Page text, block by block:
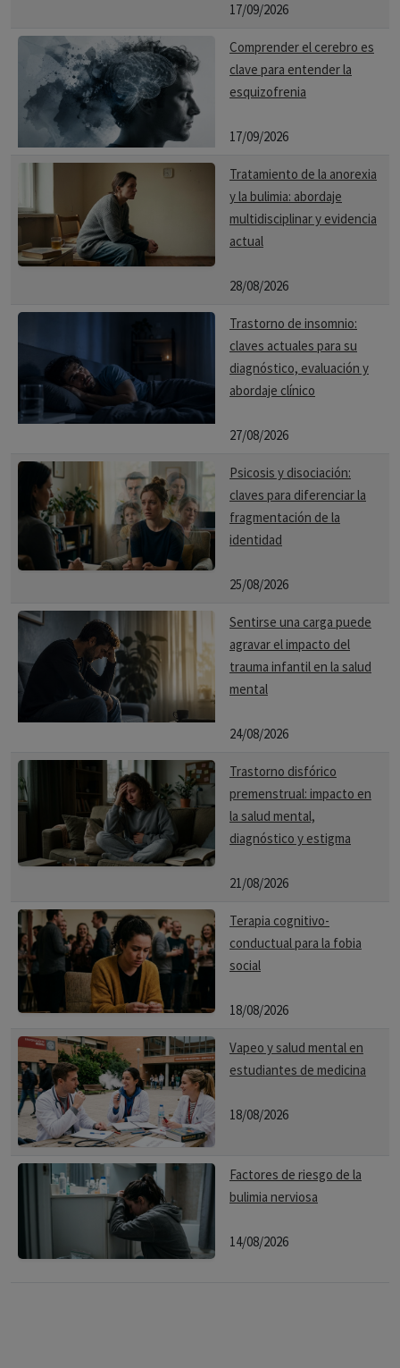
17/09/2026
Comprender el cerebro es
clave para entender la
esquizofrenia
17/09/2026
Tratamiento de la anorexia
y la bulimia: abordaje
multidisciplinar y evidencia
actual
28/08/2026
Trastorno de insomnio:
claves actuales para su
diagnóstico, evaluación y
abordaje clínico
27/08/2026
Psicosis y disociación:
claves para diferenciar la
fragmentación de la
identidad
25/08/2026
Sentirse una carga puede
agravar el impacto del
trauma infantil en la salud
mental
24/08/2026
Trastorno disfórico
premenstrual: impacto en
la salud mental,
diagnóstico y estigma
21/08/2026
Terapia cognitivo-
conductual para la fobia
social
18/08/2026
Vapeo y salud mental en
estudiantes de medicina
18/08/2026
Factores de riesgo de la
bulimia nerviosa
14/08/2026